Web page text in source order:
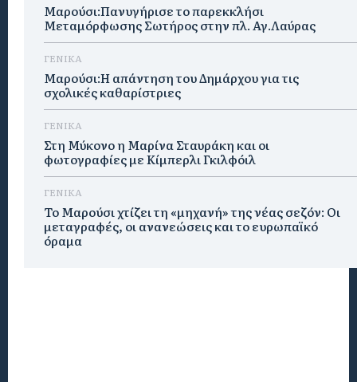
Μαρούσι:Πανυγήρισε το παρεκκλήσι
Μεταμόρφωσης Σωτήρος στην πλ. Αγ.Λαύρας
ΓΕΝΙΚΑ
Μαρούσι:Η απάντηση του Δημάρχου για τις
σχολικές καθαρίστριες
ΓΕΝΙΚΑ
Στη Μύκονο η Μαρίνα Σταυράκη και οι
φωτογραφίες με Κίμπερλι Γκιλφόιλ
ΓΕΝΙΚΑ
Το Μαρούσι χτίζει τη «μηχανή» της νέας σεζόν: Οι
μεταγραφές, οι ανανεώσεις και το ευρωπαϊκό
όραμα